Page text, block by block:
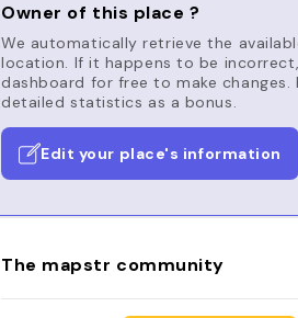
Owner of this place ?
We automatically retrieve the
location. If it happens to be
dashboard for free to make changes.
detailed statistics as a bonus.
Edit your place's information
The mapstr community